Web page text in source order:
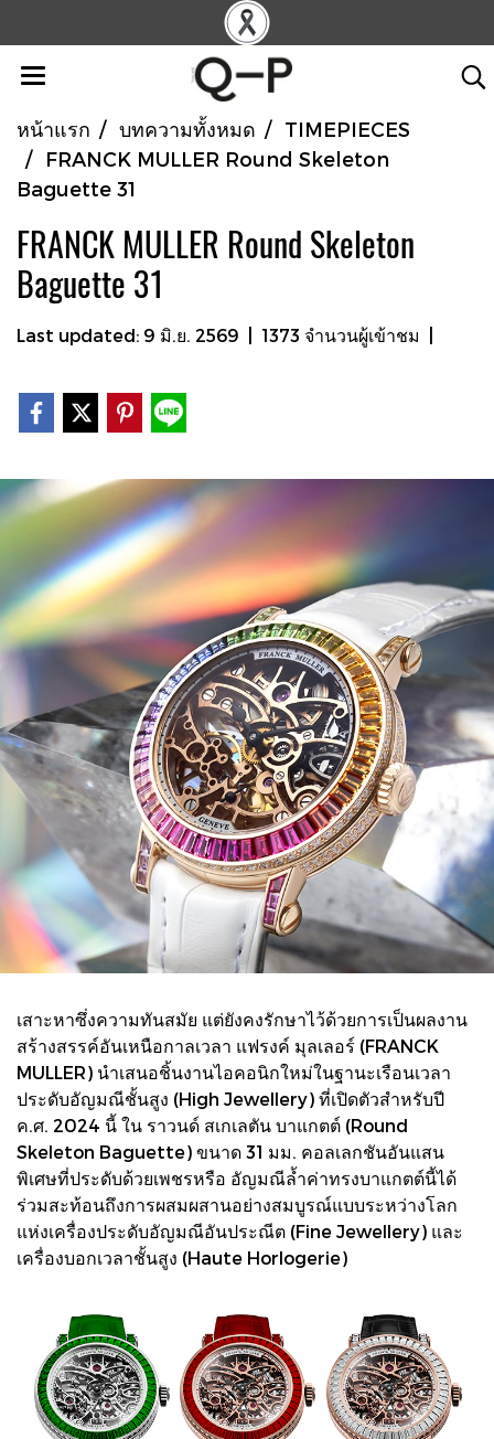
หน้าแรก บทความทั้งหมด
TIMEPIECES
FRANCK MULLER Round Skeleton
Baguette 31
FRANCK MULLER Round Skeleton
Baguette 31
Last updated: 9 มิ.ย. 2569 1373 จำนวนผู้เข้าชม
เสาะหาซึ่งความทันสมัย แต่ยังคงรักษาไว้ด้วยการเป็นผลงาน
สร้างสรรค์อันเหนือกาลเวลา แฟรงค์ มุลเลอร์ (FRANCK
MULLER) นำเสนอชิ้นงานไอคอนิกใหม่ในฐานะเรือนเวลา
ประดับอัญมณีชั้นสูง (High Jewellery) ที่เปิดตัวสำหรับปี
ค.ศ. 2024 นี้ ใน ราวนด์ สเกเลตัน บาแกตต์ (Round
Skeleton Baguette) ขนาด 31 มม. คอลเลกชันอันแสน
พิเศษที่ประดับด้วยเพชรหรือ อัญมณีล้ำค่าทรงบาแกตต์นี้ได้
ร่วมสะท้อนถึงการผสมผสานอย่างสมบูรณ์แบบระหว่างโลก
แห่งเครื่องประดับอัญมณีอันประณีต (Fine Jewellery) และ
เครื่องบอกเวลาชั้นสูง (Haute Horlogerie)